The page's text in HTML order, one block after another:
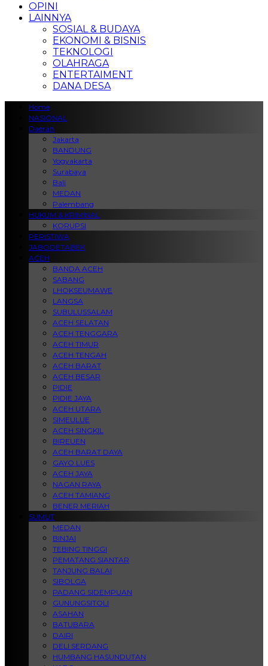
OPINI
LAINNYA
SOSIAL & BUDAYA
EKONOMI & BISNIS
TEKNOLOGI
OLAHRAGA
ENTERTAIMENT
DANA DESA
Home
NASIONAL
Daerah
Jakarta
BANDUNG
Yogyakarta
Surabaya
Bali
MEDAN
Palembang
HUKUM & KRIMINAL
KORUPSI
PERISTIWA
JABODETABEK
ACEH
BANDA ACEH
SABANG
LHOKSEUMAWE
LANGSA
SUBULUSSALAM
ACEH SELATAN
ACEH TENGGARA
ACEH TIMUR
ACEH TENGAH
ACEH BARAT
ACEH BESAR
PIDIE
PIDIE JAYA
ACEH UTARA
SIMEULUE
ACEH SINGKIL
BIREUEN
ACEH BARAT DAYA
GAYO LUES
ACEH JAYA
NAGAN RAYA
ACEH TAMIANG
BENER MERIAH
SUMUT
MEDAN
BINJAI
TEBING TINGGI
PEMATANG SIANTAR
TANJUNG BALAI
SIBOLGA
PADANG SIDEMPUAN
GUNUNGSITOLI
ASAHAN
BATUBARA
DAIRI
DELI SERDANG
HUMBANG HASUNDUTAN